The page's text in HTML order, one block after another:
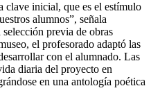
clave inicial, que es el estímulo
alumnos”, señala
previa de obras
el profesorado adaptó las
con el alumnado. Las
diaria del proyecto en
en una antología poética